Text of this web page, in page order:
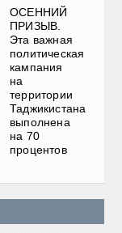
ОСЕННИЙ
ПРИЗЫВ.
Эта важная
политическая
кампания
на
территории
Таджикистана
выполнена
на 70
процентов